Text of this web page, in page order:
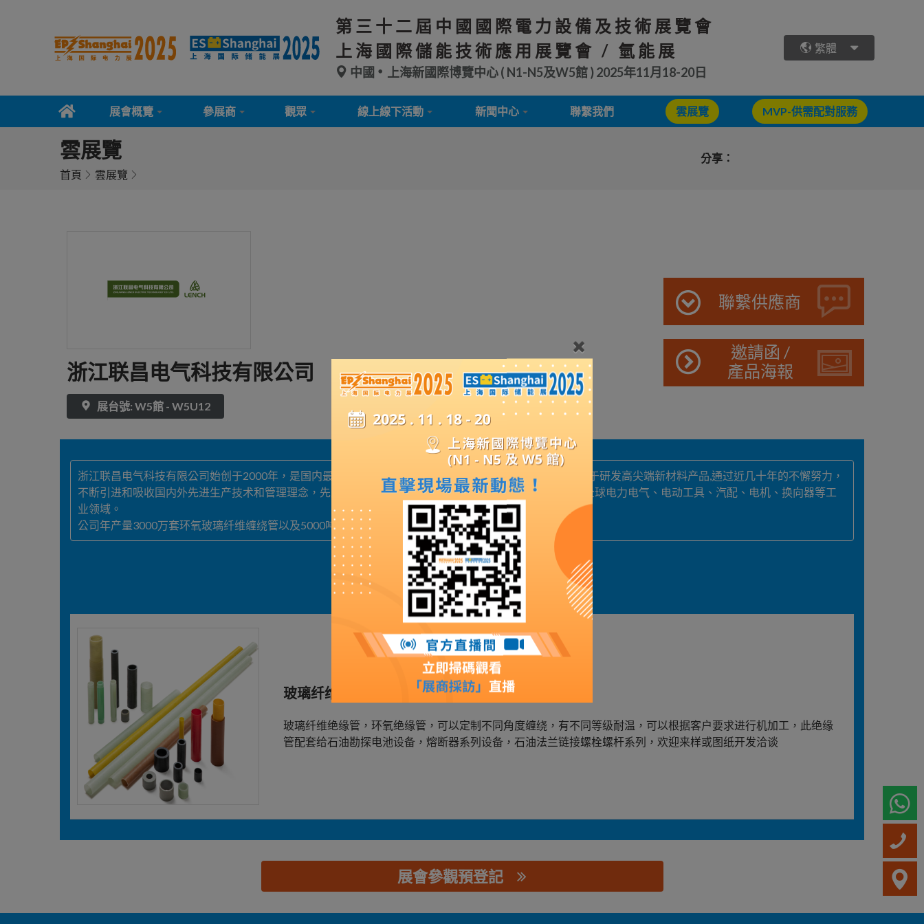
第三十二屆中國國際電力設備及技術展覽會
上海國際儲能技術應用展覽會 / 氫能展
中國 上海新國際博覽中心 ( N1-N5及W5館 ) 2025年11月18-20日
繁體
展會概覽 參展商 觀眾 線上線下活動 新聞中心 聯繫我們 雲展覽 MVP-供需配對服務
雲展覽
首頁 雲展覽
分享：
浙江联昌电气科技有限公司
展台號: W5館 - W5U12
聯繫供應商
邀請函 /
產品海報
浙江联昌电气科技有限公司始创于2000年，是国内最具专业水准的复合材料产品制造商之一,我们一直致力于研发高尖端新材料产品,通过近几十年的不懈努力，
不断引进和吸收国内外先进生产技术和管理理念，先后成功开发出一系列具有国际竞争力的产品，服务于全球电力电气、电动工具、汽配、电机、换向器等工
业领域。
公司年产量3000万套环氧玻璃纤维缠绕管以及5000吨酚醛玻璃纤维增强模塑料，欢迎诚信合作。
展品詳情
玻璃纤维绝缘管，环氧绝缘管
玻璃纤维绝缘管，环氧绝缘管，可以定制不同角度缠绕，有不同等级耐温，可以根据客户要求进行机加工，此绝缘
管配套给石油勘探电池设备，熔断器系列设备，石油法兰链接螺栓螺杆系列，欢迎来样或图纸开发洽谈
展會參觀預登記